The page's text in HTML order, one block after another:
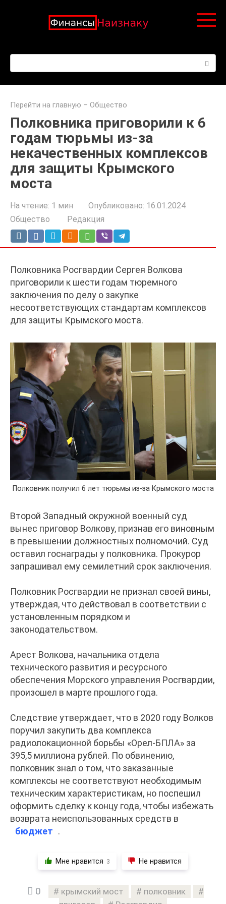
Перейти на главную – Общество
Полковника приговорили к 6
годам тюрьмы из-за
некачественных комплексов
для защиты Крымского
моста
На чтение: 1 мин Опубликовано: 16.01.2024
Общество
Редакция
Полковника Росгвардии Сергея Волкова
приговорили к шести годам тюремного
заключения по делу о закупке
несоответствующих стандартам комплексов
для защиты Крымского моста.
Полковник получил 6 лет тюрьмы из-за Крымского моста
Второй Западный окружной военный суд
вынес приговор Волкову, признав его виновным
в превышении должностных полномочий. Суд
оставил госнаграды у полковника. Прокурор
запрашивал ему семилетний срок заключения.
Полковник Росгвардии не признал своей вины,
утверждая, что действовал в соответствии с
установленным порядком и
законодательством.
Арест Волкова, начальника отдела
технического развития и ресурсного
обеспечения Морского управления Росгвардии,
произошел в марте прошлого года.
Следствие утверждает, что в 2020 году Волков
поручил закупить два комплекса
радиолокационной борьбы «Орел-БПЛА» за
395,5 миллиона рублей. По обвинению,
полковник знал о том, что заказанные
комплексы не соответствуют необходимым
техническим характеристикам, но поспешил
оформить сделку к концу года, чтобы избежать
возврата неиспользованных средств в
бюджет .
Мне нравится 3 Не нравится
0 крымский мост
полковник